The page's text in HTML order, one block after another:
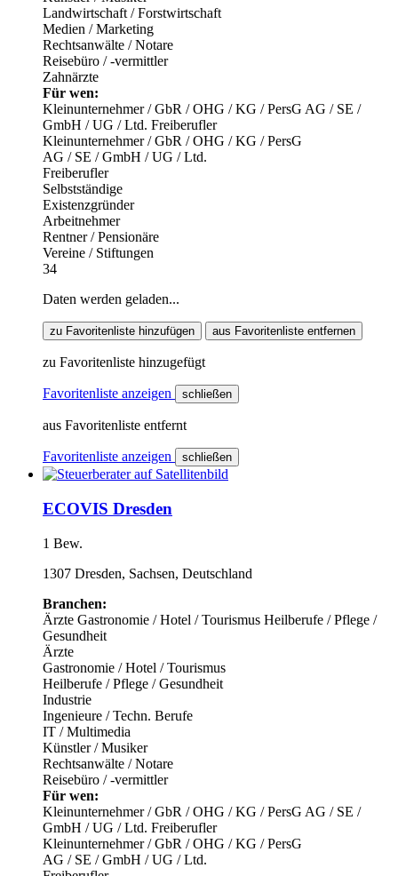
Landwirtschaft / Forstwirtschaft
Medien / Marketing
Rechtsanwälte / Notare
Reisebüro / -vermittler
Zahnärzte
Für wen:
Kleinunternehmer / GbR / OHG / KG / PersG AG / SE /
GmbH / UG / Ltd. Freiberufler
Kleinunternehmer / GbR / OHG / KG / PersG
AG / SE / GmbH / UG / Ltd.
Freiberufler
Selbstständige
Existenzgründer
Arbeitnehmer
Rentner / Pensionäre
Vereine / Stiftungen
34
Daten werden geladen...
zu Favoritenliste hinzufügen aus Favoritenliste entfernen
zu Favoritenliste hinzugefügt
Favoritenliste anzeigen schließen
aus Favoritenliste entfernt
Favoritenliste anzeigen schließen
ECOVIS Dresden
1 Bew.
1307 Dresden, Sachsen, Deutschland
Branchen:
Ärzte Gastronomie / Hotel / Tourismus Heilberufe / Pflege /
Gesundheit
Ärzte
Gastronomie / Hotel / Tourismus
Heilberufe / Pflege / Gesundheit
Industrie
Ingenieure / Techn. Berufe
IT / Multimedia
Künstler / Musiker
Rechtsanwälte / Notare
Reisebüro / -vermittler
Für wen:
Kleinunternehmer / GbR / OHG / KG / PersG AG / SE /
GmbH / UG / Ltd. Freiberufler
Kleinunternehmer / GbR / OHG / KG / PersG
AG / SE / GmbH / UG / Ltd.